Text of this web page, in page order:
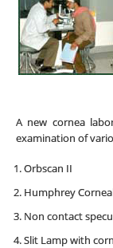
A new cornea
examination of
Orbscan II
Humphrey
Non contact
Slit Lamp with